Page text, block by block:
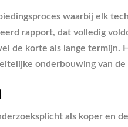
waarbij elk
rapport, dat volledig
de korte als lange
onderbouwing van
als koper en